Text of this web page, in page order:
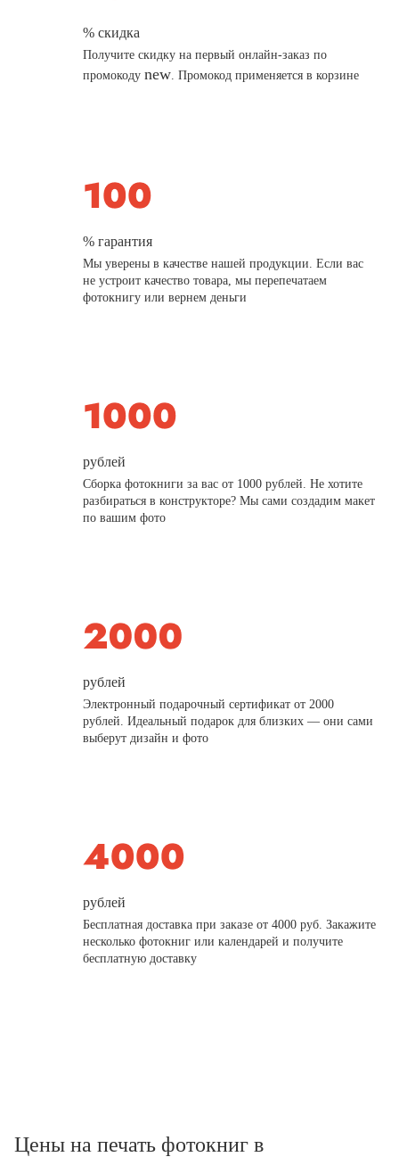
% скидка
Получите скидку на первый онлайн-заказ по
промокодуnew. Промокод применяется в корзине
% гарантия
Мы уверены в качестве нашей продукции. Если вас
не устроит качество товара, мы перепечатаем
фотокнигу или вернем деньги
рублей
Сборка фотокниги за вас от 1000 рублей. Не хотите
разбираться в конструкторе? Мы сами создадим макет
по вашим фото
рублей
Электронный подарочный сертификат от 2000
рублей. Идеальный подарок для близких — они сами
выберут дизайн и фото
рублей
Бесплатная доставка при заказе от 4000 руб. Закажите
несколько фотокниг или календарей и получите
бесплатную доставку
Цены на печать фотокниг в